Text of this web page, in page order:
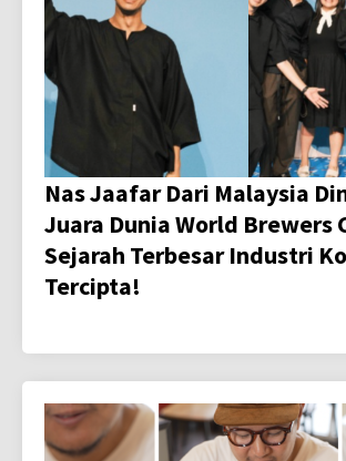
Nas Jaafar Dari Malaysia
Juara Dunia World Brewers
Sejarah Terbesar Industri
Tercipta!